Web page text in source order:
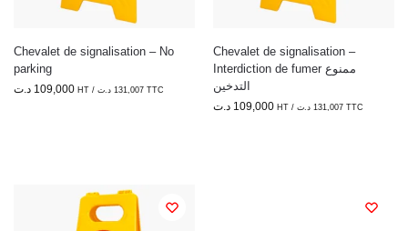
Chevalet de signalisation – No
parking
109,000 د.ت HT / 131,007 د.ت TTC
Chevalet de signalisation –
Interdiction de fumer ممنوع
التدخين
109,000 د.ت HT / 131,007 د.ت TTC